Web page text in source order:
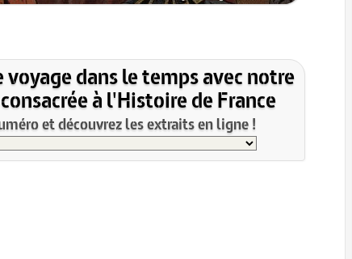
dans le temps avec notre
à l'Histoire de France
et découvrez les extraits en ligne !